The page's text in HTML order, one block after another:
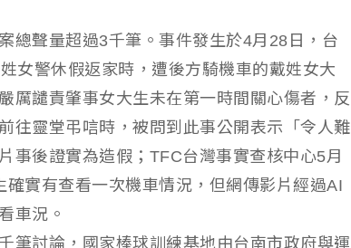
總聲量超過3千筆。事件發生於4月28日，台
女警休假返家時，遭後方騎機車的戴姓女大
厲譴責肇事女大生未在第一時間關心傷者，反
往靈堂弔唁時，被問到此事公開表示「令人難
事後證實為造假；TFC台灣事實查核中心5月
實有查看一次機車情況，但網傳影片經過AI
車況。
筆討論，國家棒球訓練基地由台南市政府與運